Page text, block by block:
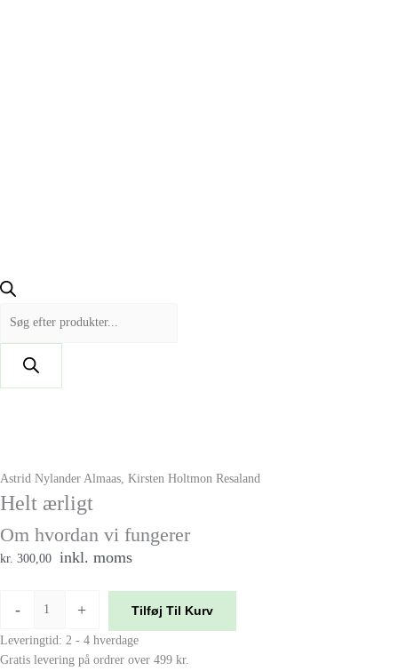
Astrid Nylander Almaas, Kirsten Holtmon Resaland
Helt ærligt
Om hvordan vi fungerer
kr. 300,00 inkl. moms
- + Tilføj Til Kurv
Leveringtid: 2 - 4 hverdage
Gratis levering på ordrer over 499 kr.